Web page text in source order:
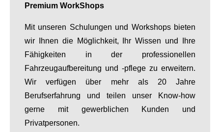
Premium WorkShops
Mit unseren Schulungen und Workshops bieten
wir Ihnen die Möglichkeit, Ihr Wissen und Ihre
Fähigkeiten in der professionellen
Fahrzeugaufbereitung und -pflege zu erweitern.
Wir verfügen über mehr als 20 Jahre
Berufserfahrung und teilen unser Know-how
gerne mit gewerblichen Kunden und
Privatpersonen.